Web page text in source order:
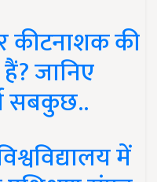
कीटनाशक की
जानिए
सबकुछ..
में